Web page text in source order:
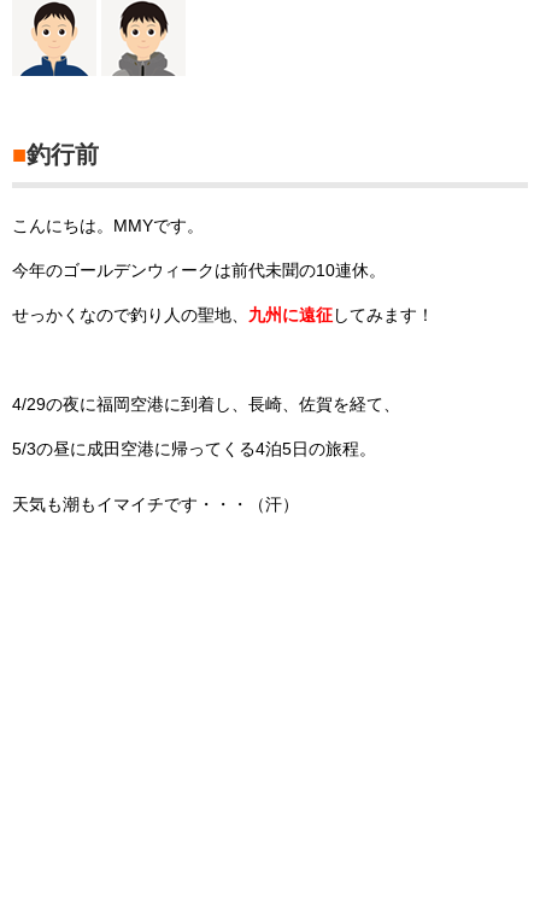
■釣行前
こんにちは。MMYです。
今年のゴールデンウィークは前代未聞の10連休。
せっかくなので釣り人の聖地、 九州に遠征してみます！
4/29の夜に福岡空港に到着し、長崎、佐賀を経て、
5/3の昼に成田空港に帰ってくる4泊5日の旅程。
天気も潮もイマイチです・・・（汗）